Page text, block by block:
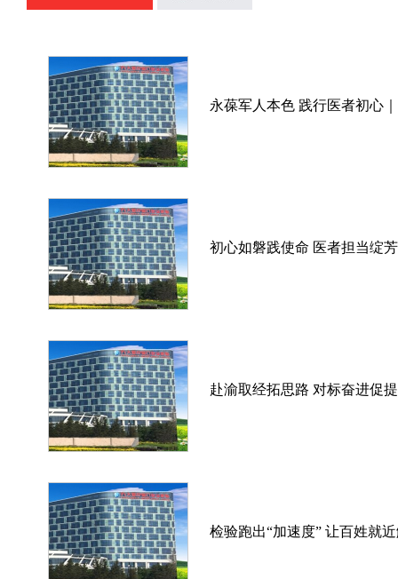
永葆军人本色 践行医者初心
初心如磐践使命 医者担当绽
赴渝取经拓思路 对标奋进促
检验跑出“加速度” 让百姓就